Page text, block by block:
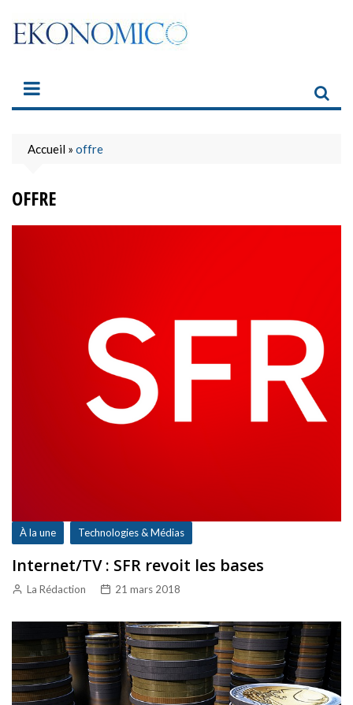
content
Accueil » offre
OFFRE
À la une Technologies & Médias
Internet/TV : SFR revoit les bases
La Rédaction 21 mars 2018